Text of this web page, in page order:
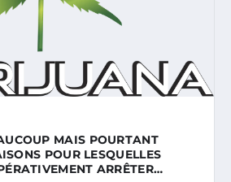
MAIS POURTANT
POUR LESQUELLES
ARRÊTER…